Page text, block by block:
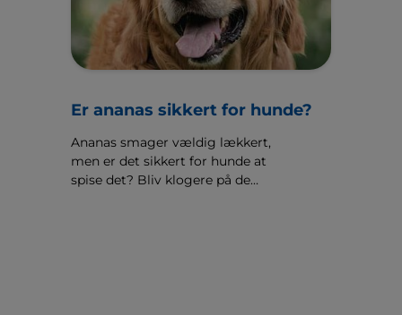
Er ananas sikkert for hunde?
Ananas smager vældig lækkert,
men er det sikkert for hunde at
spise det? Bliv klogere på de